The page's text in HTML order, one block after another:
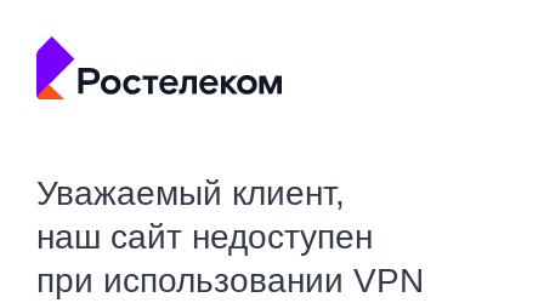
Уважаемый клиент,
наш сайт недоступен
при использовании VPN